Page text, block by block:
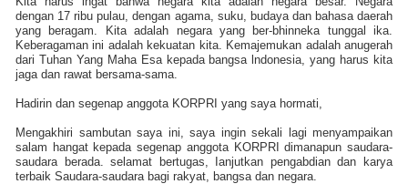
dengan 17 ribu pulau, dengan agama, suku, budaya dan bahasa daerah
yang beragam. Kita adalah negara yang ber-bhinneka tunggal ika.
Keberagaman ini adalah kekuatan kita. Kemajemukan adalah anugerah
dari Tuhan Yang Maha Esa kepada bangsa lndonesia, yang harus kita
jaga dan rawat bersama-sama.
Hadirin dan segenap anggota KORPRI yang saya hormati,
Mengakhiri sambutan saya ini, saya ingin sekali lagi menyampaikan
salam hangat kepada segenap anggota KORPRI dimanapun saudara-
saudara berada. selamat bertugas, Ianjutkan pengabdian dan karya
terbaik Saudara-saudara bagi rakyat, bangsa dan negara.